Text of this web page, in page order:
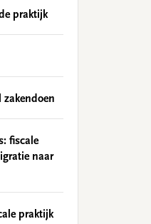
praktijk
fiscale
naar
praktijk